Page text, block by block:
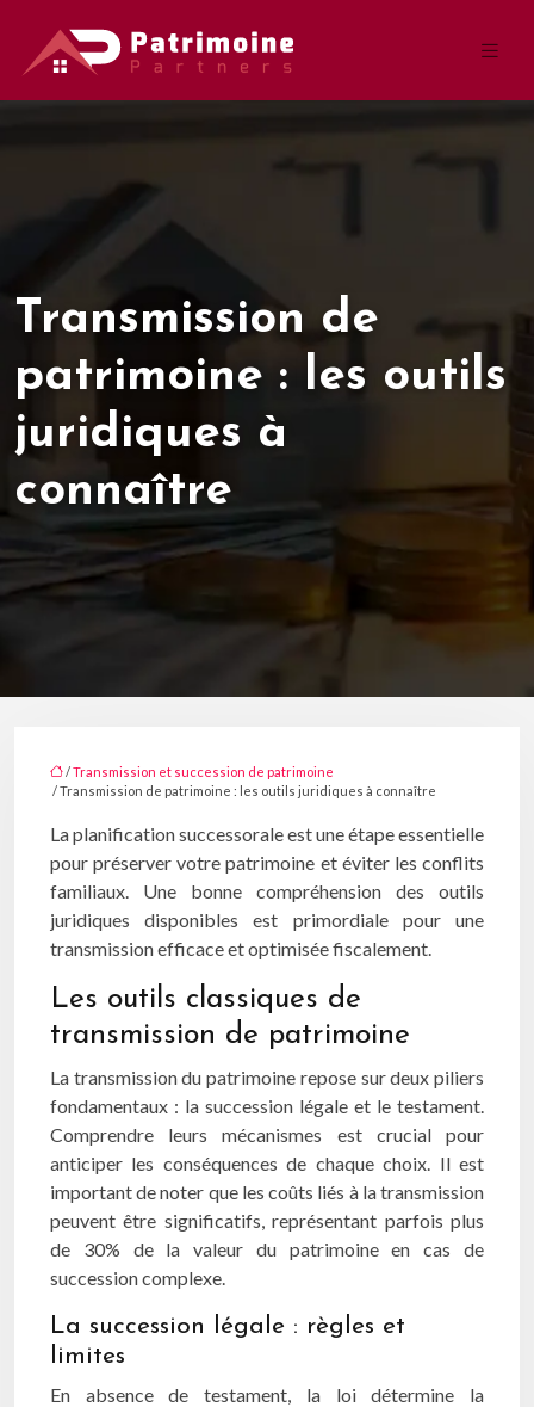
Transmission de
patrimoine : les outils
juridiques à
connaître
/Transmission et succession de patrimoine
/ Transmission de patrimoine : les outils juridiques à connaître
La planification successorale est une étape essentielle
pour préserver votre patrimoine et éviter les conflits
familiaux. Une bonne compréhension des outils
juridiques disponibles est primordiale pour une
transmission efficace et optimisée fiscalement.
Les outils classiques de
transmission de patrimoine
La transmission du patrimoine repose sur deux piliers
fondamentaux : la succession légale et le testament.
Comprendre leurs mécanismes est crucial pour
anticiper les conséquences de chaque choix. Il est
important de noter que les coûts liés à la transmission
peuvent être significatifs, représentant parfois plus
de 30% de la valeur du patrimoine en cas de
succession complexe.
La succession légale : règles et
limites
En absence de testament, la loi détermine la